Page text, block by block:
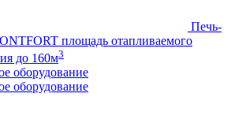
Печь-
площадь отапливаемого
до 160м3
оборудование
оборудование